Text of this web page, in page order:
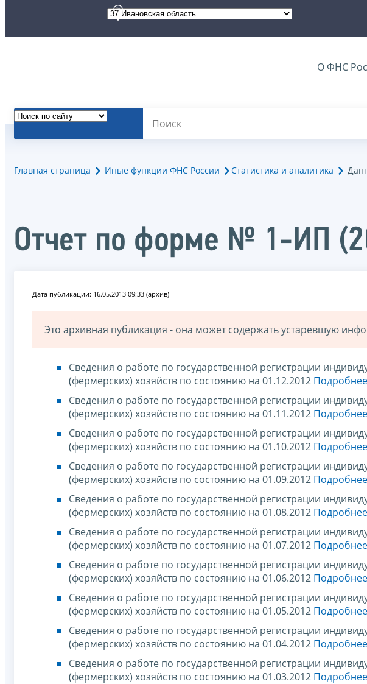
О ФНС
Главная страница Иные функции ФНС России Статистика и аналитика
Отчет по форме № 1-ИП
Дата публикации: 16.05.2013 09:33 (архив)
Это архивная публикация - она может содержать устаревшую
Сведения о работе по государственной регистрации
(фермерских) хозяйств по состоянию на 01.12.2012 Подробнее
Сведения о работе по государственной регистрации
(фермерских) хозяйств по состоянию на 01.11.2012 Подробнее
Сведения о работе по государственной регистрации
(фермерских) хозяйств по состоянию на 01.10.2012 Подробнее
Сведения о работе по государственной регистрации
(фермерских) хозяйств по состоянию на 01.09.2012 Подробнее
Сведения о работе по государственной регистрации
(фермерских) хозяйств по состоянию на 01.08.2012 Подробнее
Сведения о работе по государственной регистрации
(фермерских) хозяйств по состоянию на 01.07.2012 Подробнее
Сведения о работе по государственной регистрации
(фермерских) хозяйств по состоянию на 01.06.2012 Подробнее
Сведения о работе по государственной регистрации
(фермерских) хозяйств по состоянию на 01.05.2012 Подробнее
Сведения о работе по государственной регистрации
(фермерских) хозяйств по состоянию на 01.04.2012 Подробнее
Сведения о работе по государственной регистрации
(фермерских) хозяйств по состоянию на 01.03.2012 Подробнее